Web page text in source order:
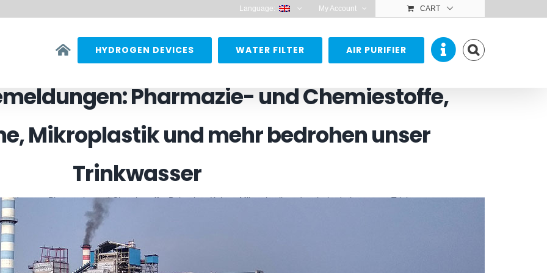
Language: My Account CART
HYDROGEN DEVICES WATER FILTER AIR PURIFIER
Pharmazie- und Chemiestoffe,
Mikroplastik und mehr bedrohen unser
Trinkwasser
Pharmazie- und Chemiestoffe, Bakterien, Keime, Mikroplastik und mehr bedrohen unser Trinkwasser